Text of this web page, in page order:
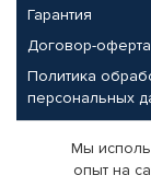
Гарантия
Договор-оферта
Политика
персональных
Партнерам
Мы
опыт на